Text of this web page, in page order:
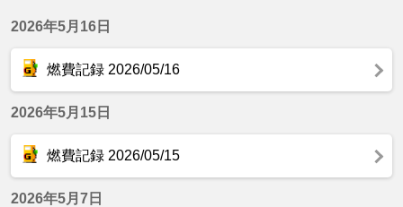
2026年5月16日
燃費記録 2026/05/16
2026年5月15日
燃費記録 2026/05/15
2026年5月7日